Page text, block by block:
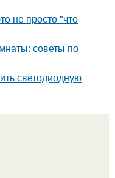
не просто "что
советы по
светодиодную